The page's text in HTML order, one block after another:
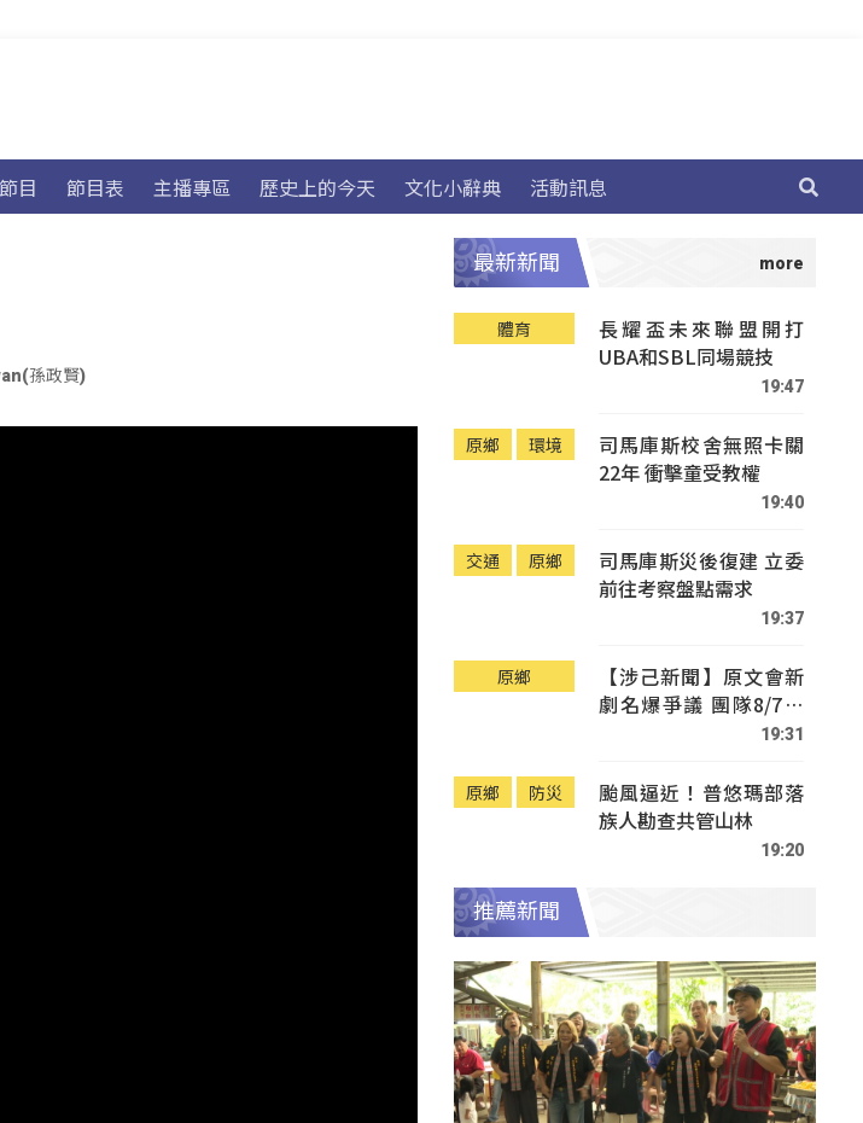
目 節目表 主播專區 歷史上的今天 文化小辭典 活動訊息
孫政賢)
最新新聞
體育
長耀盃未來聯盟開打
UBA和SBL同場競技
19:47
原鄉 環境
司馬庫斯校舍無照卡關
22年 衝擊童受教權
19:40
交通 原鄉
司馬庫斯災後復建 立委
前往考察盤點需求
19:37
原鄉
【涉己新聞】原文會新
劇名爆爭議 團隊8/7赴
19:31
原鄉 防災
颱風逼近！普悠瑪部落
族人勘查共管山林
19:20
推薦新聞